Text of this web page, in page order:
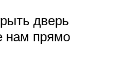
дверь
нам прямо